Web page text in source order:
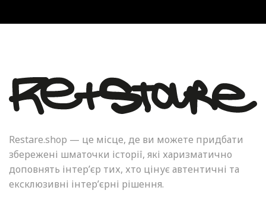
Restare.shop — це місце, де ви можете придбати
збережені шматочки історії, які харизматично
доповнять інтер’єр тих, хто цінує автентичні та
ексклюзивні інтер’єрні рішення.